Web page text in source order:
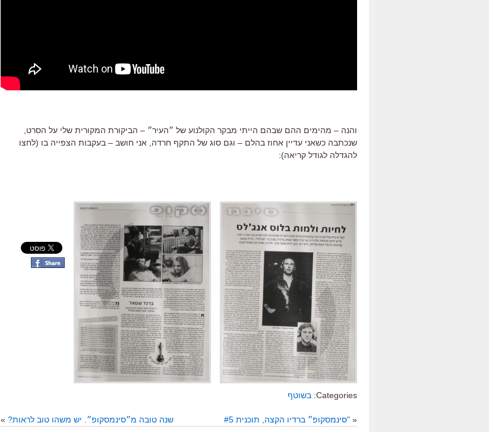
והנה – מהימים ההם שבהם הייתי מבקר הקולנוע של ״העיר״ – הביקורת המקורית שלי על הסרט,
שנכתבה כשאני עדיין אחוז בהלם – וגם סוג של התקף חרדה, אני חושב – בעקבות הצפייה בו (לחצו
להגדלה לגודל קריאה):
Categories: בשוטף
« "סינמסקופ״ ברדיו הקצה, תוכנית #5 שנה טובה מ״סינמסקופ״. יש משהו טוב לראות? »